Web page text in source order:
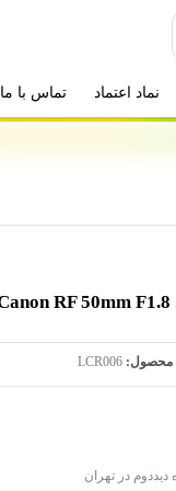
نماد اعتماد تماس با ما
محصول:LCR006
دیددوم در تهران